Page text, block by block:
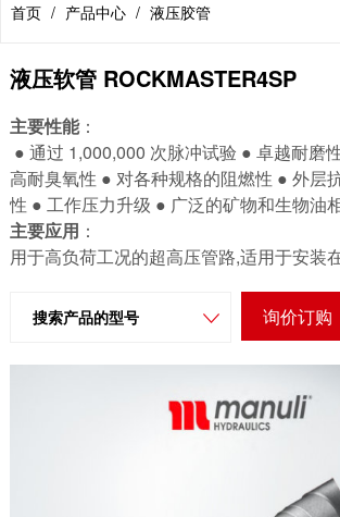
矿业设备
特种设备
首页 / 产品中心 / 液压胶管
液压软管 ROCKMASTER4SP
主要性能：
● 通过 1,000,000 次脉冲试验 ● 卓越耐磨
高耐臭氧性 ● 对各种规格的阻燃性 ● 外层
性 ● 工作压力升级 ● 广泛的矿物和生物油
主要应用 ：
用于高负荷工况的超高压管路,适用于安装
连续工作温度范围：
-40°F / +250°F -40°C / +121°C
*高工作温度：
矿物油, 植物油和合成酯基油(*高 +212°F /
搜索产品的型号 询价订购